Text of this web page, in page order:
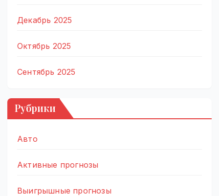
Декабрь 2025
Октябрь 2025
Сентябрь 2025
Рубрики
Авто
Активные прогнозы
Выигрышные прогнозы